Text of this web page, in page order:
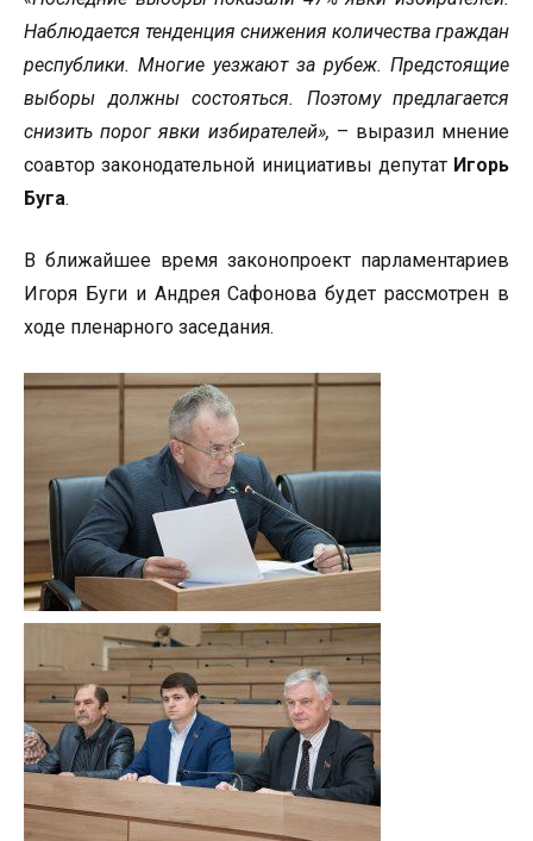
Наблюдается тенденция снижения количества граждан
республики. Многие уезжают за рубеж. Предстоящие
выборы должны состояться. Поэтому предлагается
снизить порог явки избирателей», – выразил мнение
соавтор законодательной инициативы депутат Игорь
Буга.
В ближайшее время законопроект парламентариев
Игоря Буги и Андрея Сафонова будет рассмотрен в
ходе пленарного заседания.